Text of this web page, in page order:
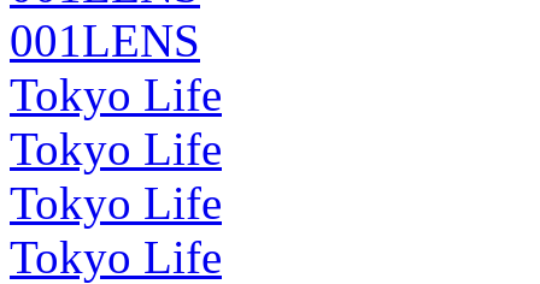
001LENS
Tokyo Life
Tokyo Life
Tokyo Life
Tokyo Life